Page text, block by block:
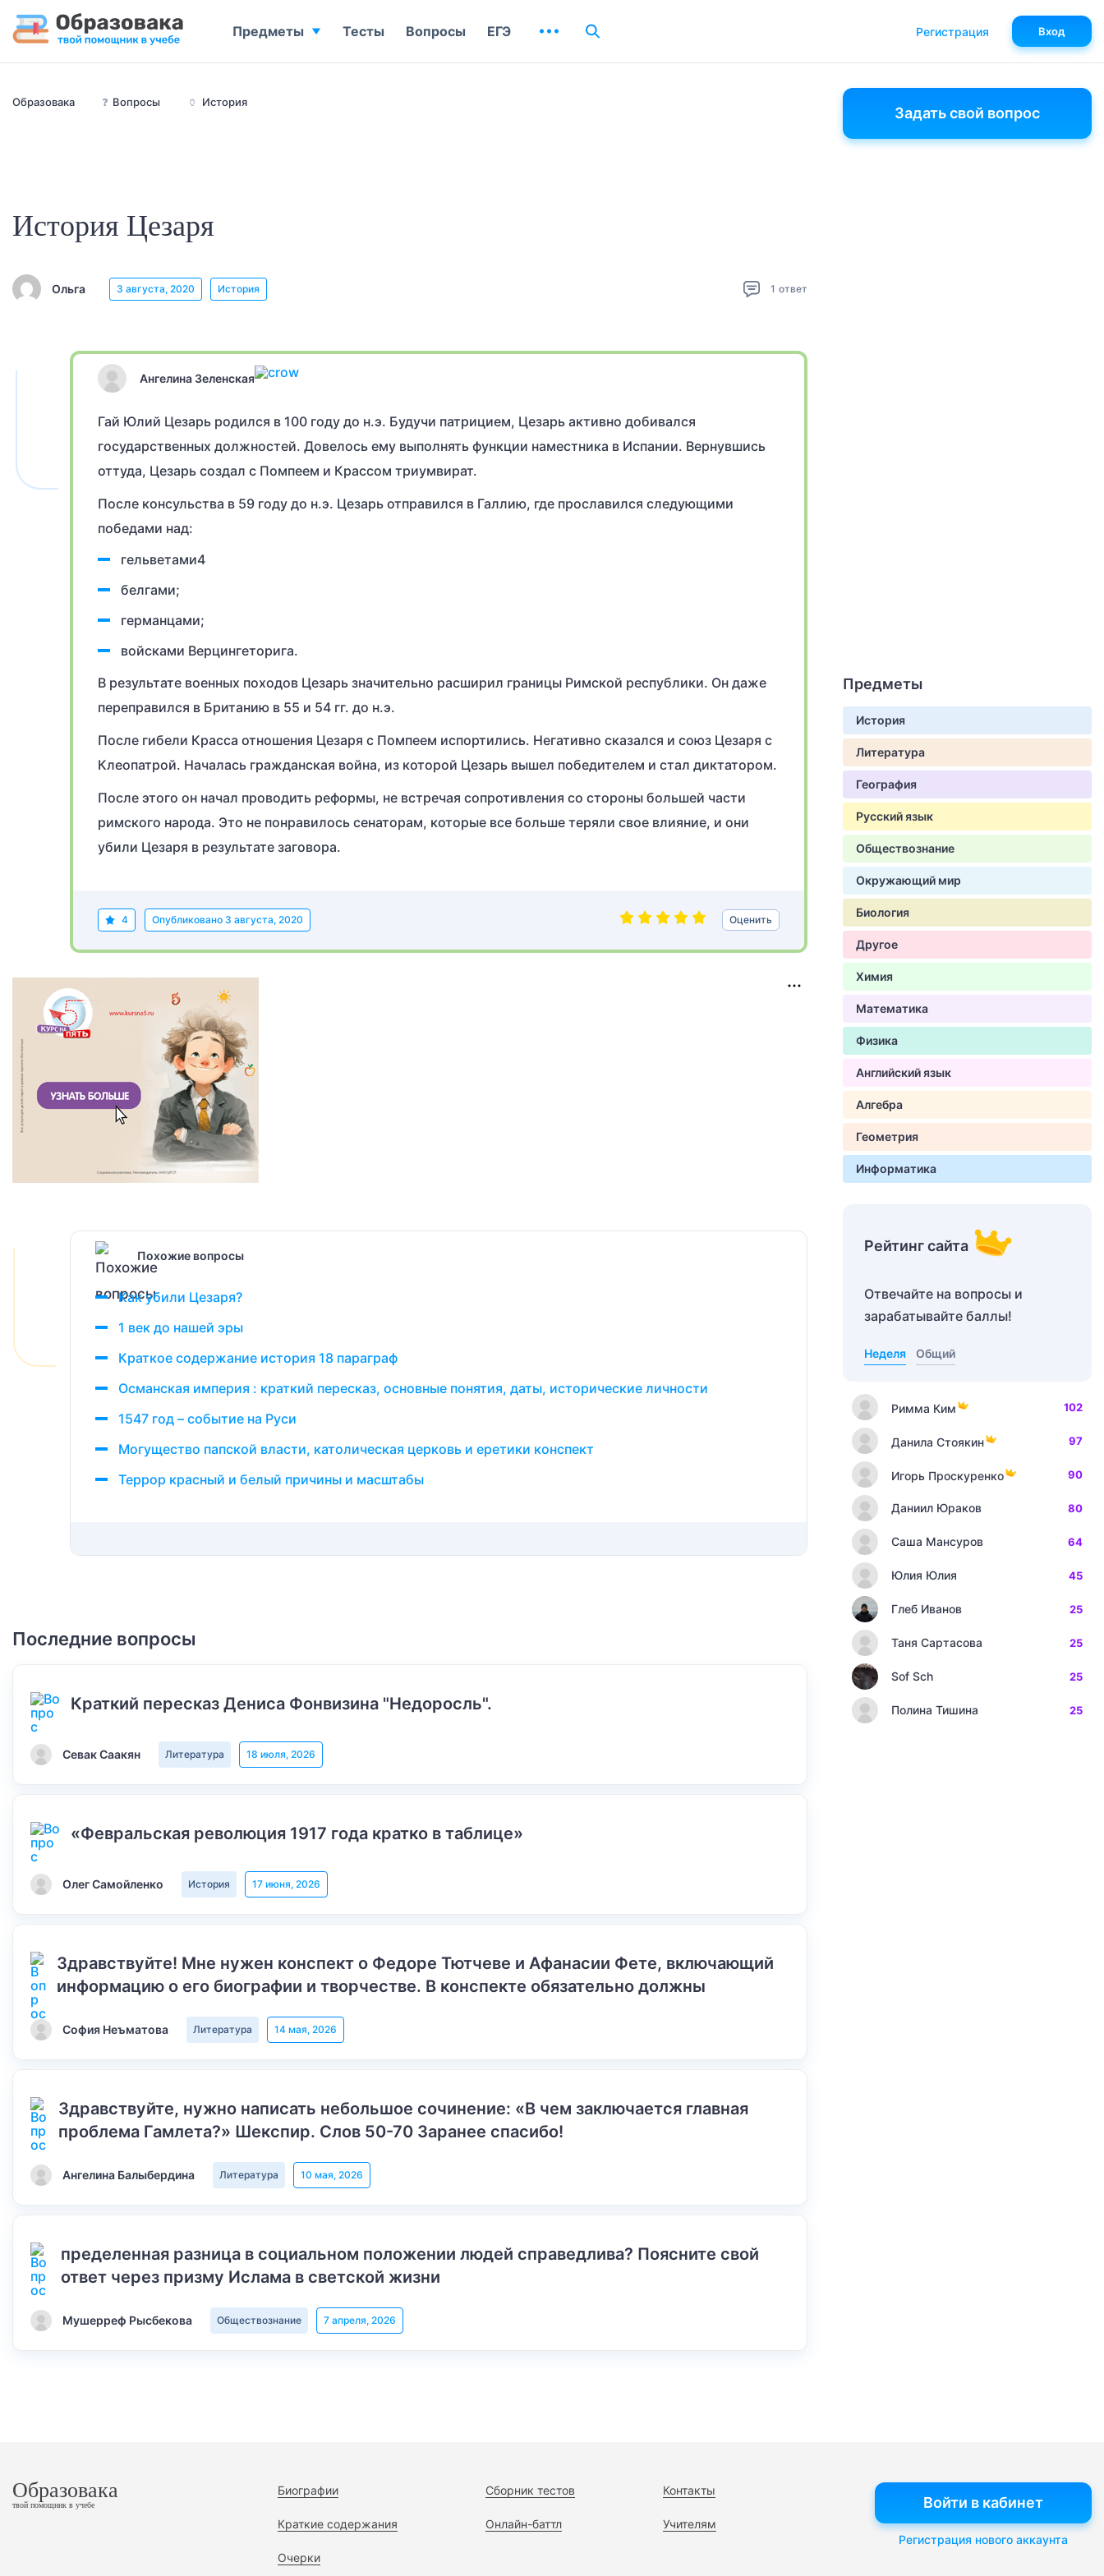
Образовака ❓ Вопросы 🏺 История
История Цезаря
Ольга 3 августа, 2020 История 1 ответ
Ангелина Зеленская
Гай Юлий Цезарь родился в 100 году до н.э. Будучи патрицием, Цезарь активно добивался
государственных должностей. Довелось ему выполнять функции наместника в Испании. Вернувшись
оттуда, Цезарь создал с Помпеем и Крассом триумвират.
После консульства в 59 году до н.э. Цезарь отправился в Галлию, где прославился следующими
победами над:
гельветами4
белгами;
германцами;
войсками Верцингеторига.
В результате военных походов Цезарь значительно расширил границы Римской республики. Он даже
переправился в Британию в 55 и 54 гг. до н.э.
После гибели Красса отношения Цезаря с Помпеем испортились. Негативно сказался и союз Цезаря с
Клеопатрой. Началась гражданская война, из которой Цезарь вышел победителем и стал диктатором.
После этого он начал проводить реформы, не встречая сопротивления со стороны большей части
римского народа. Это не понравилось сенаторам, которые все больше теряли свое влияние, и они
убили Цезаря в результате заговора.
4 Опубликовано 3 августа, 2020 Оценить
Похожие вопросы
Как убили Цезаря?
1 век до нашей эры
Краткое содержание история 18 параграф
Османская империя : краткий пересказ, основные понятия, даты, исторические личности
1547 год – событие на Руси
Могущество папской власти, католическая церковь и еретики конспект
Террор красный и белый причины и масштабы
Последние вопросы
Краткий пересказ Дениса Фонвизина "Недоросль".
Севак Саакян Литература 18 июля, 2026
«Февральская революция 1917 года кратко в таблице»
Олег Самойленко История 17 июня, 2026
Здравствуйте! Мне нужен конспект о Федоре Тютчеве и Афанасии Фете, включающий
информацию о его биографии и творчестве. В конспекте обязательно должны
София Неъматова Литература 14 мая, 2026
Здравствуйте, нужно написать небольшое сочинение: «В чем заключается главная
проблема Гамлета?» Шекспир. Слов 50-70 Заранее спасибо!
Ангелина Балыбердина Литература 10 мая, 2026
пределенная разница в социальном положении людей справедлива? Поясните свой
ответ через призму Ислама в светской жизни
Мушерреф Рысбекова Обществознание 7 апреля, 2026
Задать свой вопрос
Предметы
История
Литература
География
Русский язык
Обществознание
Окружающий мир
Биология
Другое
Химия
Математика
Физика
Английский язык
Алгебра
Геометрия
Информатика
Рейтинг сайта
Отвечайте на вопросы и
зарабатывайте баллы!
Неделя Общий
Римма Ким 102
Данила Стоякин 97
Игорь Проскуренко 90
Даниил Юраков 80
Саша Мансуров 64
Юлия Юлия 45
Глеб Иванов 25
Таня Сартасова 25
Sof Sch 25
Полина Тишина 25
Предметы Тесты Вопросы ЕГЭ Регистрация Вход
Образовака
твой помощник в учебе
Биографии
Краткие содержания
Очерки
Сборник тестов
Онлайн-баттл
Контакты
Учителям
Войти в кабинет
Регистрация нового аккаунта